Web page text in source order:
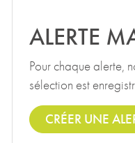
ALERTE
Pour chaque alerte,
sélection est
CRÉER UNE